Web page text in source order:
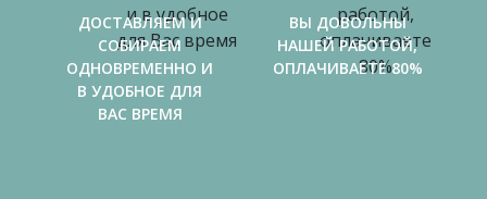
ДОСТАВЛЯЕМ И
СОБИРАЕМ
ОДНОВРЕМЕННО И
В УДОБНОЕ ДЛЯ
ВАС ВРЕМЯ
ВЫ ДОВОЛЬНЫ
НАШЕЙ РАБОТОЙ,
ОПЛАЧИВАЕТЕ 80%